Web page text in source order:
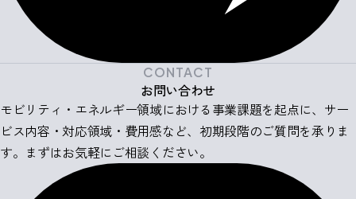
CONTACT
お問い合わせ
モビリティ・エネルギー領域における事業課題を起点に、サー
ビス内容・対応領域・費用感など、初期段階のご質問を承りま
す。まずはお気軽にご相談ください。